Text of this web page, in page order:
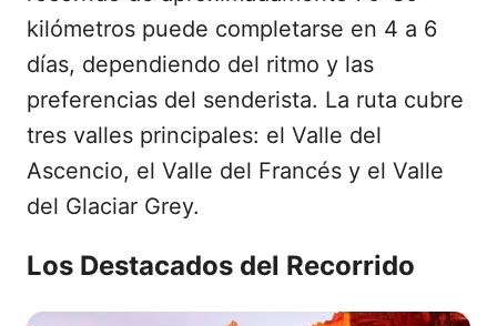
kilómetros puede completarse en 4 a 6
días, dependiendo del ritmo y las
preferencias del senderista. La ruta cubre
tres valles principales: el Valle del
Ascencio, el Valle del Francés y el Valle
del Glaciar Grey.
Los Destacados del Recorrido